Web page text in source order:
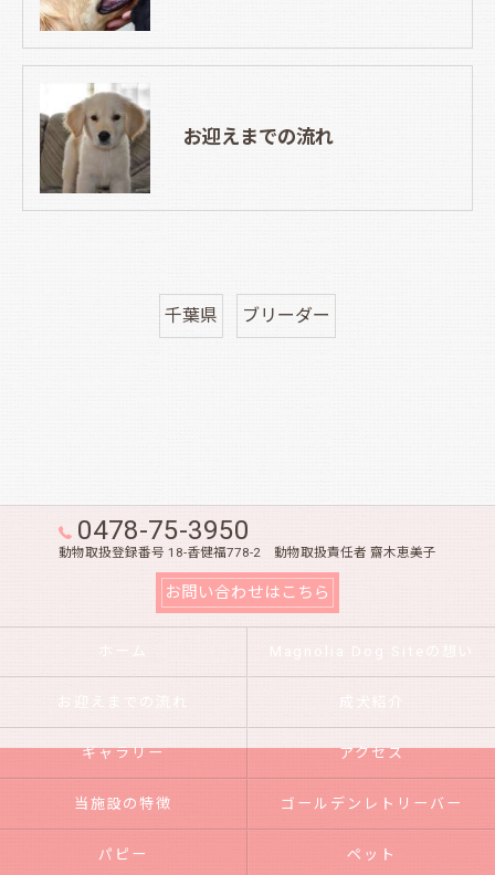
お迎えまでの流れ
千葉県 ブリーダー
0478-75-3950
動物取扱登録番号 18-香健福778-2 動物取扱責任者 齋木恵美子
お問い合わせはこちら
ホーム Magnolia Dog Siteの想い
お迎えまでの流れ 成犬紹介
ギャラリー アクセス
当施設の特徴 ゴールデンレトリーバー
パピー ペット